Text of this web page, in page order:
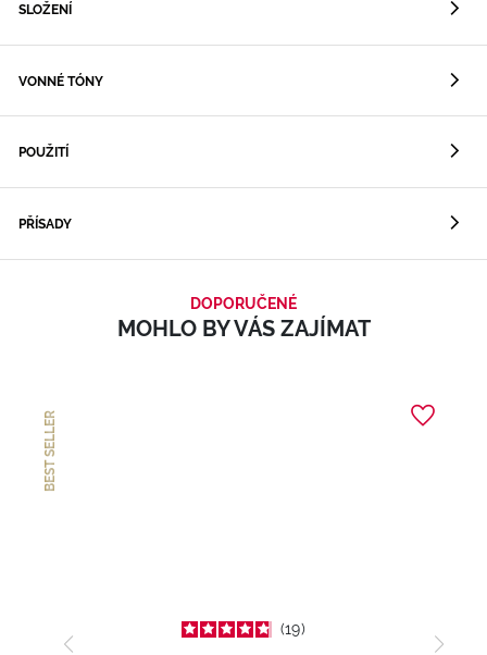
SLOŽENÍ
VONNÉ TÓNY
POUŽITÍ
PŘÍSADY
DOPORUČENÉ
MOHLO BY VÁS ZAJÍMAT
BEST SELLER
19